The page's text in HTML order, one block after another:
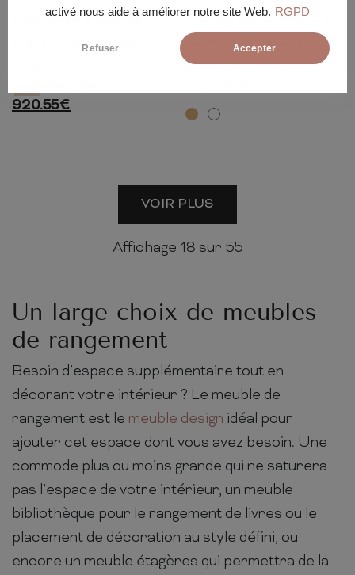
activé nous aide à améliorer notre site Web. RGPD
Refuser Accepter
120cm 100cm 38cm
Commode 2 portes
boho en bois massif
969.00€
-5%
920.55€
92cm 81cm
Meuble de rangement
blanc ou imitation
chêne poutre
434.00€
VOIR PLUS
Affichage 18 sur 55
Un large choix de meubles
de rangement
Besoin d’espace supplémentaire tout en
décorant votre intérieur ? Le meuble de
rangement est le meuble design idéal pour
ajouter cet espace dont vous avez besoin. Une
commode plus ou moins grande qui ne saturera
pas l’espace de votre intérieur, un meuble
bibliothèque pour le rangement de livres ou le
placement de décoration au style défini, ou
encore un meuble étagères qui permettra de la